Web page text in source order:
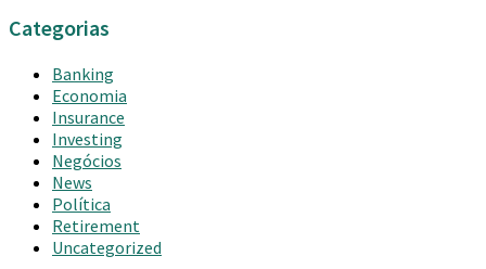
Categorias
Banking
Economia
Insurance
Investing
Negócios
News
Política
Retirement
Uncategorized